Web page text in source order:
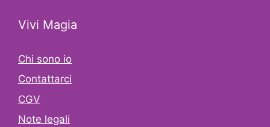
Vivi Magia
Chi sono io
Contattarci
CGV
Note legali